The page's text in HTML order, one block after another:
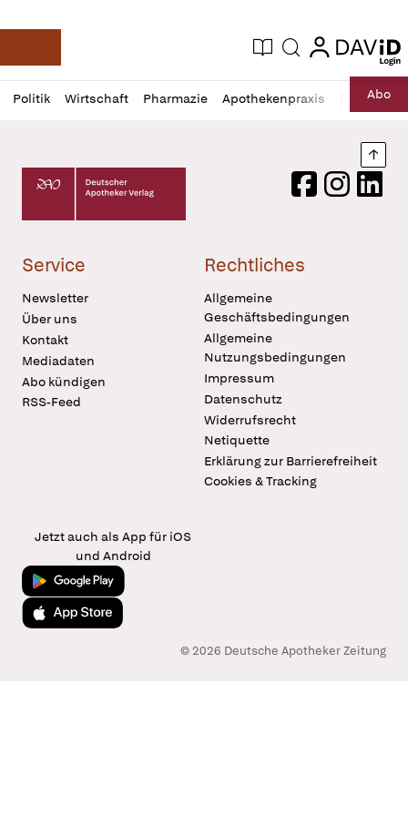
Deutsche Apotheker Zeitung
Aktuelle Ausgabe
Suche login
login
Politik Wirtschaft Pharmazie Apothekenpraxis RechtAbo
Profil
öffnen
Daz
Pur
Deutscher Apotheker Verlag Logo
FacebookInstagram
Service
Newsletter
Über uns
Kontakt
Mediadaten
Abo kündigen
RSS-Feed
Rechtliches
Allgemeine
Geschäftsbedingungen
Allgemeine
Nutzungsbedingungen
Impressum
Datenschutz
Widerrufsrecht
Netiquette
Erklärung zur Barrierefreiheit
Cookies & Tracking
Jetzt auch als App für iOS
und Android
Jetzt bei Google Play
Laden im App Store
© 2026 Deutsche Apotheker Zeitung